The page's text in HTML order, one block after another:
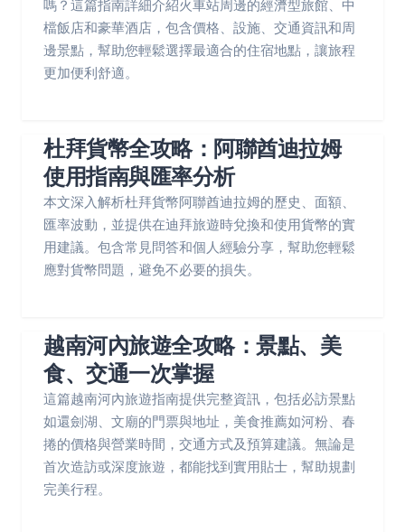
嗎？這篇指南詳細介紹火車站周邊的經濟型旅館、中
檔飯店和豪華酒店，包含價格、設施、交通資訊和周
邊景點，幫助您輕鬆選擇最適合的住宿地點，讓旅程
更加便利舒適。
杜拜貨幣全攻略：阿聯酋迪拉姆
使用指南與匯率分析
本文深入解析杜拜貨幣阿聯酋迪拉姆的歷史、面額、
匯率波動，並提供在迪拜旅遊時兌換和使用貨幣的實
用建議。包含常見問答和個人經驗分享，幫助您輕鬆
應對貨幣問題，避免不必要的損失。
越南河內旅遊全攻略：景點、美
食、交通一次掌握
這篇越南河內旅遊指南提供完整資訊，包括必訪景點
如還劍湖、文廟的門票與地址，美食推薦如河粉、春
捲的價格與營業時間，交通方式及預算建議。無論是
首次造訪或深度旅遊，都能找到實用貼士，幫助規劃
完美行程。